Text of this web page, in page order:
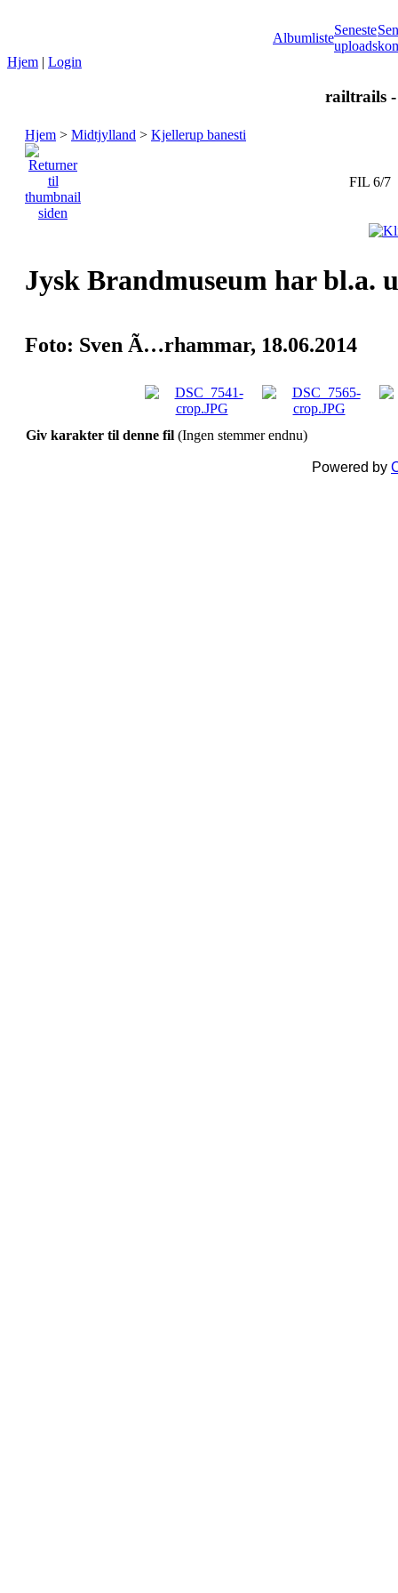
Albumliste
Seneste
uploads
Hjem | Login
railtrails
Hjem > Midtjylland > Kjellerup banesti
FIL 6/7
Jysk Brandmuseum har bl.a.
Foto: Sven Ã…rhammar, 18.06.2014
Giv karakter til denne fil (Ingen stemmer endnu)
Powered by